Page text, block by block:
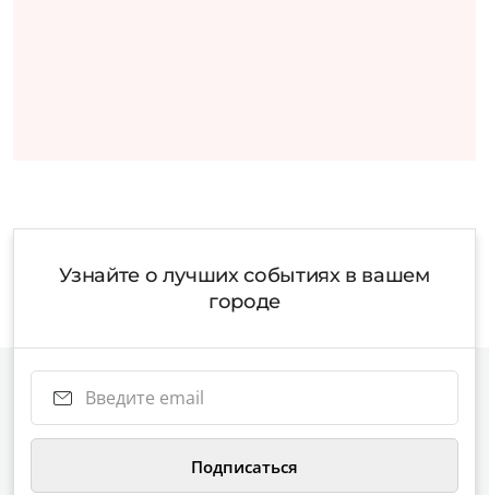
Узнайте о лучших событиях в вашем
городе